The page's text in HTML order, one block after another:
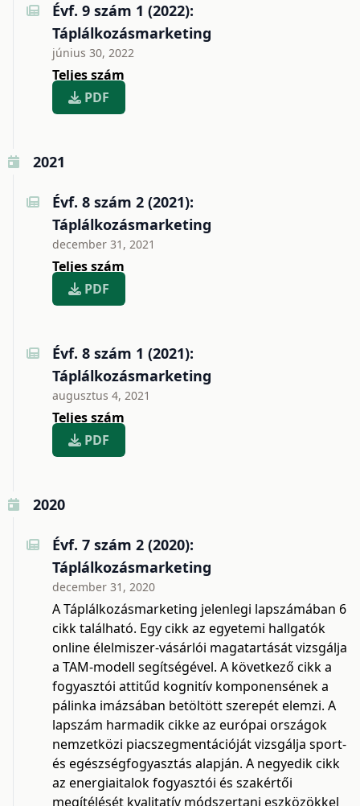
Évf. 9 szám 1 (2022):
Táplálkozásmarketing
június 30, 2022
Teljes szám
PDF
2021
Évf. 8 szám 2 (2021):
Táplálkozásmarketing
december 31, 2021
Teljes szám
PDF
Évf. 8 szám 1 (2021):
Táplálkozásmarketing
augusztus 4, 2021
Teljes szám
PDF
2020
Évf. 7 szám 2 (2020):
Táplálkozásmarketing
december 31, 2020
A Táplálkozásmarketing jelenlegi lapszámában 6
cikk található. Egy cikk az egyetemi hallgatók
online élelmiszer-vásárlói magatartását vizsgálja
a TAM-modell segítségével. A következő cikk a
fogyasztói attitűd kognitív komponensének a
pálinka imázsában betöltött szerepét elemzi. A
lapszám harmadik cikke az európai országok
nemzetközi piacszegmentációját vizsgálja sport-
és egészségfogyasztás alapján. A negyedik cikk
az energiaitalok fogyasztói és szakértői
megítélését kvalitatív módszertani eszközökkel